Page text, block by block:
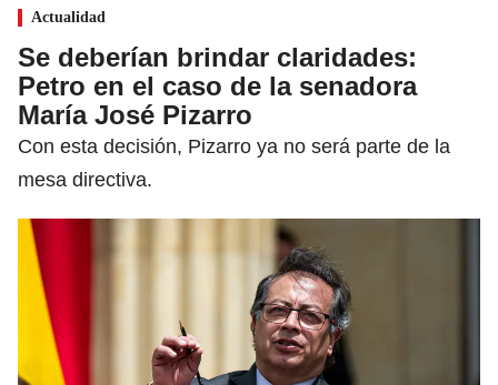
Actualidad
Se deberían brindar claridades:
Petro en el caso de la senadora
María José Pizarro
Con esta decisión, Pizarro ya no será parte de la
mesa directiva.